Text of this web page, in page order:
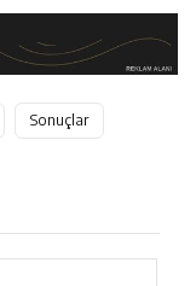
Sonuçlar